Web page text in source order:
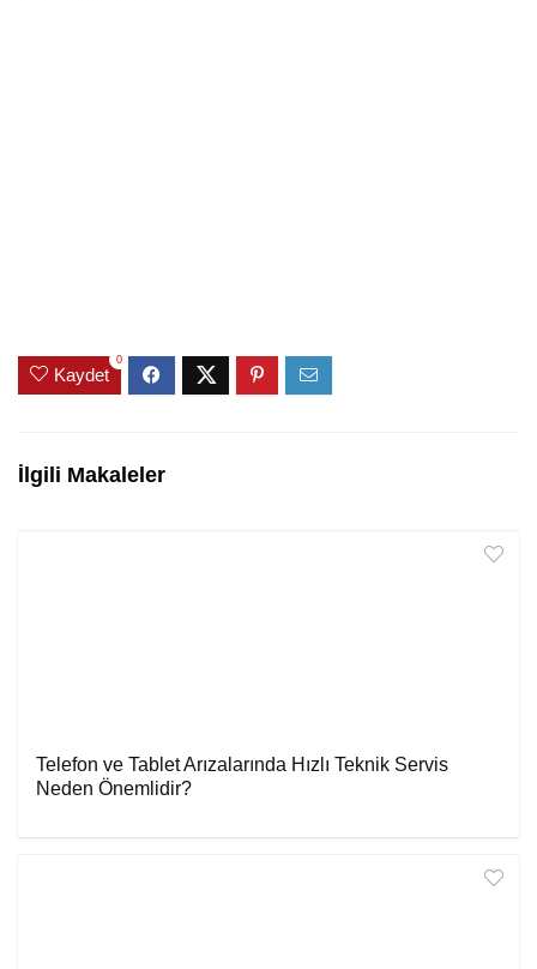
Kaydet
0
İlgili Makaleler
Telefon ve Tablet Arızalarında Hızlı Teknik Servis
Neden Önemlidir?